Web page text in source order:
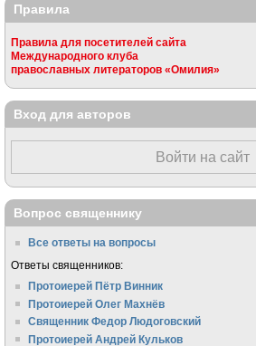
Правила
Правила для посетителей сайта
Международного клуба
православных литераторов «Омилия»
Вход для авторов
Войти на сайт
Вопрос священнику
Все ответы на вопросы
Ответы священников:
Протоиерей Пётр Винник
Протоиерей Олег Махнёв
Священник Федор Людоговский
Протоиерей Андрей Кульков